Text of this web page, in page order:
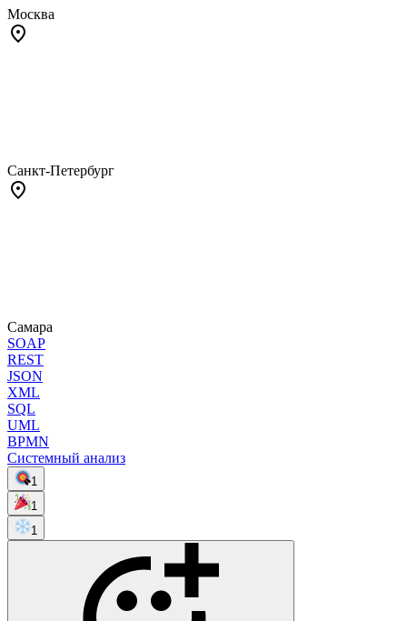
Москва
Санкт-Петербург
Самара
SOAP
REST
JSON
XML
SQL
UML
BPMN
Системный анализ
1
1
1